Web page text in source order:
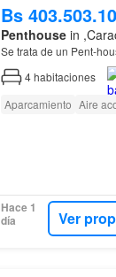
Bs
Penthousein
Se trata de un Pent-
4habitaciones
Aparcamiento Aire
Hace 1
día
Ver